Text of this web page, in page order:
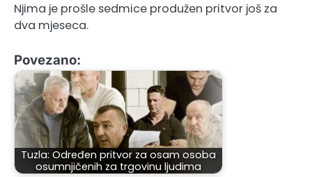
Njima je prošle sedmice produžen pritvor još za
dva mjeseca.
Povezano:
Tuzla: Određen pritvor za osam osoba
osumnjičenih za trgovinu ljudima